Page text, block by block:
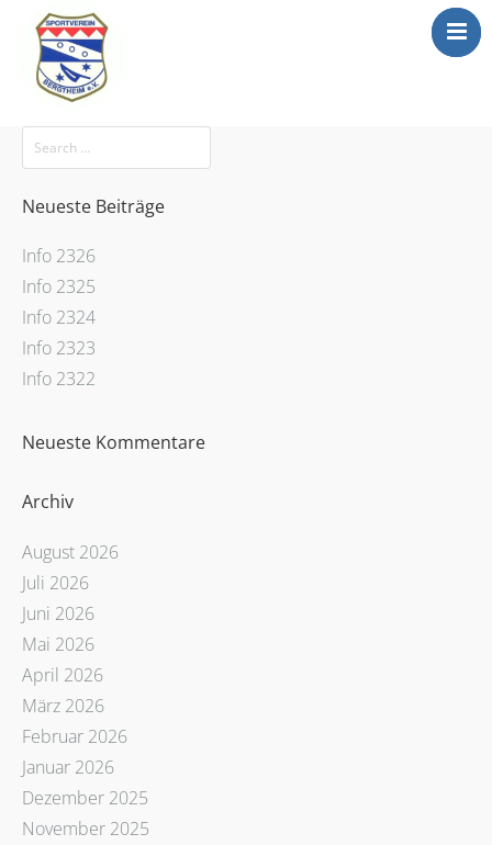
Home
News
Abteilungen
Kontakt
Neueste Beiträge
Info 2326
Info 2325
Info 2324
Info 2323
Info 2322
Neueste Kommentare
Archiv
August 2026
Juli 2026
Juni 2026
Mai 2026
April 2026
März 2026
Februar 2026
Januar 2026
Dezember 2025
November 2025